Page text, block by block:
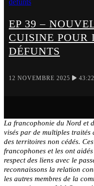
EP 39 –
CUISINE POUR
DÉFUNTS
12 NOVEMBRE 2025 43:22
La francophonie du Nord et
visés par de multiples traités
des territoires non cédés.
francophones et les ont
respect des liens avec le
reconnaissons la relation
les autres membres de la